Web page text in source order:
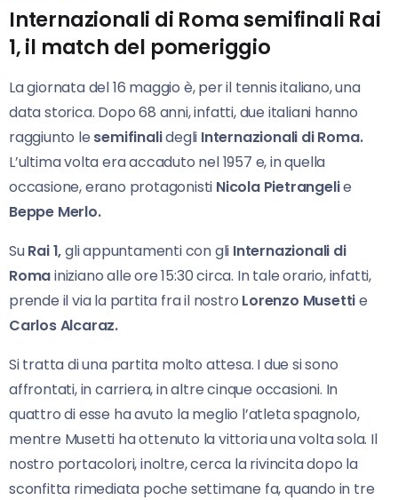
Internazionali di Roma semifinali Rai
1, il match del pomeriggio
La giornata del 16 maggio è, per il tennis italiano, una
data storica. Dopo 68 anni, infatti, due italiani hanno
raggiunto le semifinalidegli Internazionali di Roma.
L’ultima volta era accaduto nel 1957 e, in quella
occasione, erano protagonisti Nicola Pietrangelie
Beppe Merlo.
SuRai 1,gli appuntamenti con gli Internazionali di
Romainiziano alle ore 15:30 circa. In tale orario, infatti,
prende il via la partita fra il nostro Lorenzo Musettie
Carlos Alcaraz.
Si tratta di una partita molto attesa. I due si sono
affrontati, in carriera, in altre cinque occasioni. In
quattro di esse ha avuto la meglio l’atleta spagnolo,
mentre Musetti ha ottenuto la vittoria una volta sola. Il
nostro portacolori, inoltre, cerca la rivincita dopo la
sconfitta rimediata poche settimane fa, quando in tre